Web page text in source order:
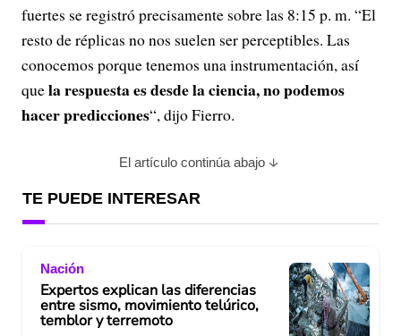
fuertes se registró precisamente sobre las 8:15 p. m. “El
resto de réplicas no nos suelen ser perceptibles. Las
conocemos porque tenemos una instrumentación, así
quela respuesta es desde la ciencia, no podemos
hacer predicciones“, dijo Fierro.
El artículo continúa abajo
TE PUEDE INTERESAR
Nación
Expertos explican las diferencias
entre sismo, movimiento telúrico,
temblor y terremoto